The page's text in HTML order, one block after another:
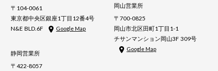
〒104-0061
東京都中央区銀座1丁目12番4号
N&E BLD.6F
Google Map
静岡営業所
〒422-8057
岡山営業所
〒700-0825
岡山市北区田町1丁目1-1
チサンマンション岡山3F 309号
Google Map